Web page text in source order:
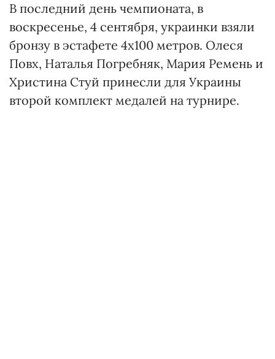
В последний день чемпионата, в
воскресенье, 4 сентября, украинки взяли
бронзу в эстафете 4х100 метров. Олеся
Повх, Наталья Погребняк, Мария Ремень и
Христина Стуй принесли для Украины
второй комплект медалей на турнире.